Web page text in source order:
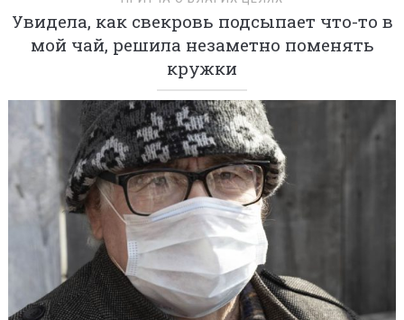
Увидела, как свекровь подсыпает что-то в
мой чай, решила незаметно поменять
кружки